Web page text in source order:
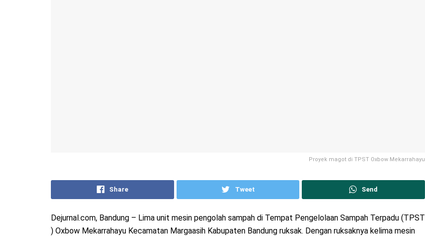
Proyek magot di TPST Oxbow Mekarrahayu
Share Tweet Send
Dejurnal.com, Bandung – Lima unit mesin pengolah sampah di Tempat Pengelolaan Sampah Terpadu (TPST
) Oxbow Mekarrahayu Kecamatan Margaasih Kabupaten Bandung ruksak. Dengan ruksaknya kelima mesin